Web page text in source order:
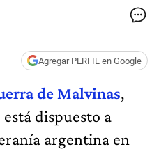
Agregar PERFIL en Google
de Malvinas,
está dispuesto a
argentina en